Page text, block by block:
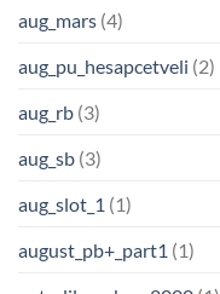
aug_mars (4)
aug_pu_hesapcetveli (2)
aug_rb (3)
aug_sb (3)
aug_slot_1 (1)
august_pb+_part1 (1)